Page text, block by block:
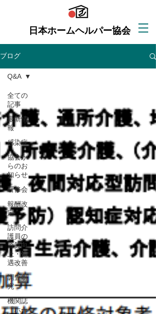
日本ホームヘルパー協会
ブログ
全ての
記事
最新情
報
感染症
協会か
らのお
知らせ
研修会
報酬改
定
訪問介
護員の
資質向
上・処
遇改善
調査研
究
機関誌
「ホー
Q&A